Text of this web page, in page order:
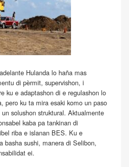
Hulanda lo haña mas
di pèrmit, supervishon, i
ku e adaptashon di e regulashon lo
pero ku ta mira esaki komo un paso
solushon struktural. Aktualmente
kaba pa tankinan di
riba e islanan BES. Ku e
basha sushi, manera di Selibon,
ei.